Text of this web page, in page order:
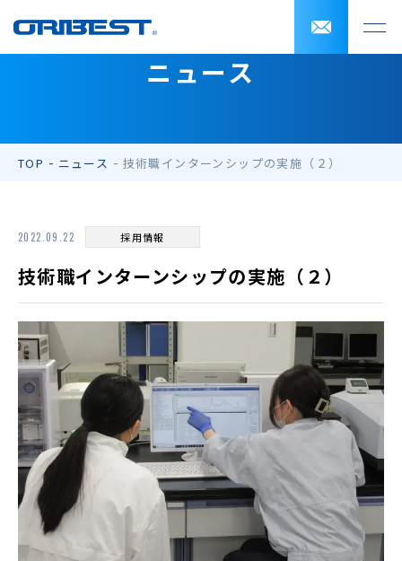
ニュース
TOP ニュース 技術職インターンシップの実施（２）
2022.09.22 採用情報
技術職インターンシップの実施（２）